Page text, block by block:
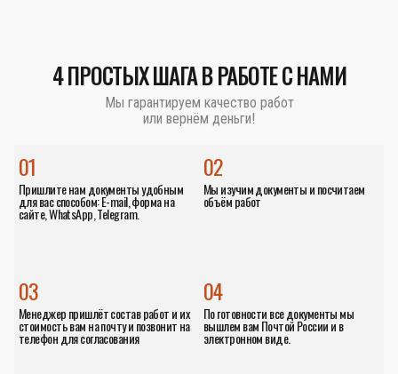
4 ПРОСТЫХ ШАГА В РАБОТЕ С НАМИ
Мы гарантируем качество работ
или вернём деньги!
01
Пришлите нам документы удобным
для вас способом: E-mail, форма на
сайте, WhatsApp, Telegram.
02
Мы изучим документы и посчитаем
объём работ
04
По готовности все документы мы
вышлем вам Почтой России и в
электронном виде.
03
Менеджер пришлёт состав работ и их
стоимость вам на почту и позвонит на
телефон для согласования